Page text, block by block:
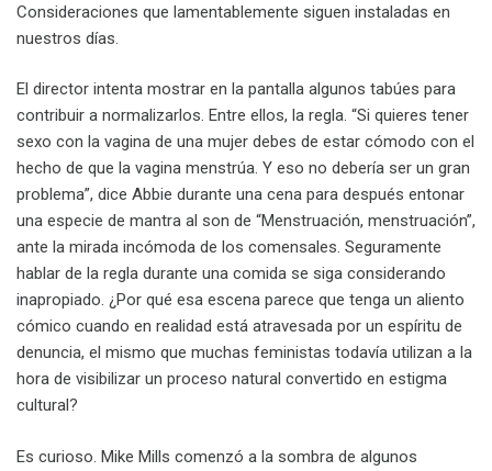
Consideraciones que lamentablemente siguen instaladas en
nuestros días.
El director intenta mostrar en la pantalla algunos tabúes para
contribuir a normalizarlos. Entre ellos, la regla. “Si quieres tener
sexo con la vagina de una mujer debes de estar cómodo con el
hecho de que la vagina menstrúa. Y eso no debería ser un gran
problema”, dice Abbie durante una cena para después entonar
una especie de mantra al son de “Menstruación, menstruación”,
ante la mirada incómoda de los comensales. Seguramente
hablar de la regla durante una comida se siga considerando
inapropiado. ¿Por qué esa escena parece que tenga un aliento
cómico cuando en realidad está atravesada por un espíritu de
denuncia, el mismo que muchas feministas todavía utilizan a la
hora de visibilizar un proceso natural convertido en estigma
cultural?
Es curioso. Mike Mills comenzó a la sombra de algunos